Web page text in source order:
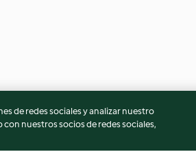
de redes sociales y analizar nuestro
nuestros socios de redes sociales,